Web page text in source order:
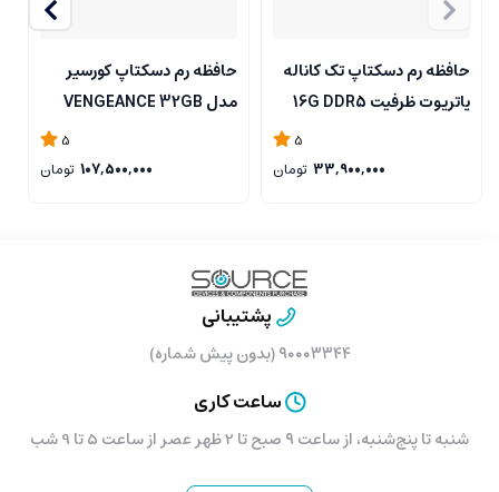
حافظه رم دسکتاپ تک کاناله
پاتریوت ظرفیت 16G DDR5
Signature Line
5
33,900,000 تومان
حافظه رم دسکتاپ کورسیر
مدل VENGEANCE 32GB
5
107,500,000 تومان
پشتیبانی
۹۰۰۰۳۳۴۴ (بدون پیش شماره)
ساعت کاری
شنبه تا پنج‌شنبه، از ساعت ۹ صبح تا 2 ظهر عصر از ساعت 5 تا 9 شب